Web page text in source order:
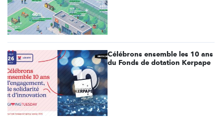
Célébrons ensemble les 10 ans
du Fonds de dotation Kerpape